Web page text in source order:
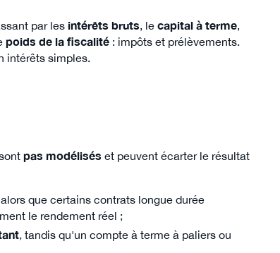
par les intérêts bruts, le capital à terme,
poids de la fiscalité : impôts et prélèvements.
intérêts simples.
pas modélisés et peuvent écarter le résultat
que certains contrats longue durée
le rendement réel ;
, tandis qu'un compte à terme à paliers ou